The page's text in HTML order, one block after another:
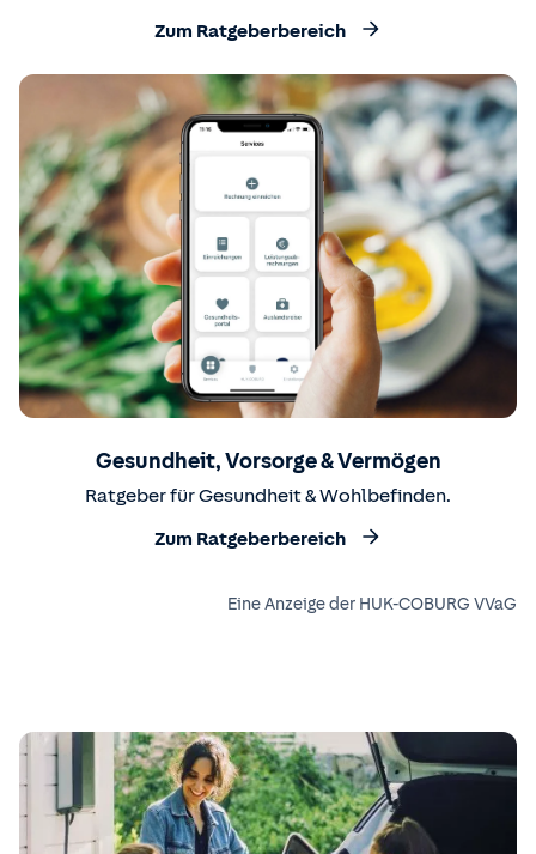
Zum Ratgeberbereich
Gesundheit, Vorsorge & Vermögen
Ratgeber für Gesundheit & Wohlbefinden.
Zum Ratgeberbereich
Eine Anzeige der HUK-COBURG VVaG